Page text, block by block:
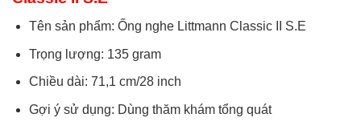
Tên sản phẩm: Ống nghe Littmann Classic II S.E
Trọng lượng: 135 gram
Chiều dài: 71,1 cm/28 inch
Gợi ý sử dụng: Dùng thăm khám tổng quát